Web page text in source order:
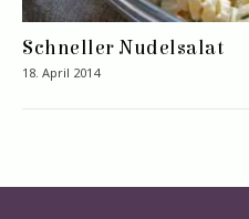
Schneller Nudelsalat
18. April 2014